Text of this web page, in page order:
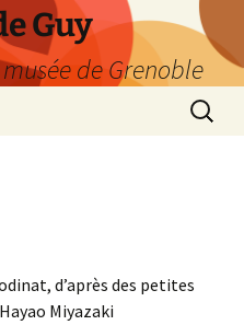
Guy
de Grenoble
d’après des petites
Miyazaki